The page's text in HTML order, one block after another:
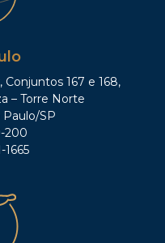
Conjuntos 167 e 168,
– Torre Norte
Paulo/SP
200
1665